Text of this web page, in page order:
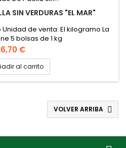
SIN VERDURAS "EL MAR"
de venta: El kilogramo La
5 bolsas de 1 kg
Precio
6,70 €
al carrito
VOLVER ARRIBA 